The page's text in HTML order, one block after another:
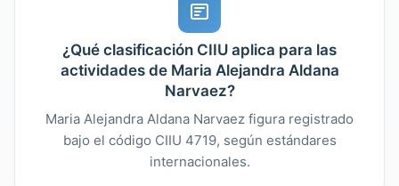
¿Qué clasificación CIIU aplica para las
actividades de Maria Alejandra Aldana
Narvaez?
Maria Alejandra Aldana Narvaez figura registrado
bajo el código CIIU 4719, según estándares
internacionales.